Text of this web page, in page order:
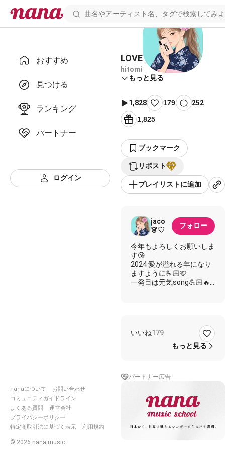
おすすめ
見つける
ランキング
パートナー
ログイン
nanaについて
お問い合わせ
コミュニティガイドライン
よくある質問
運営会社
プライバシーポリシー
特定商取引法に基づく表示
利用規約
© 2026 nana music
LOVE 2000
hitomi
もっと見る
1,828 179
252
1,825
ブックマーク
リポスト
プレイリストに追加
jaco
👗♡
フォロー
今年もよろしくお願いしま
す😘
2024 愛が溢れる年になり
ますように🫰🏻🩷
一発目は元気song💪🏻🔥
2000/2020 どちらの歌詞
歌おうか最後まで迷った
入りです🎻
歌も歌えるの勘弁してほし
い(褒めてます)
いいね179
もっと見る
パートナー広告